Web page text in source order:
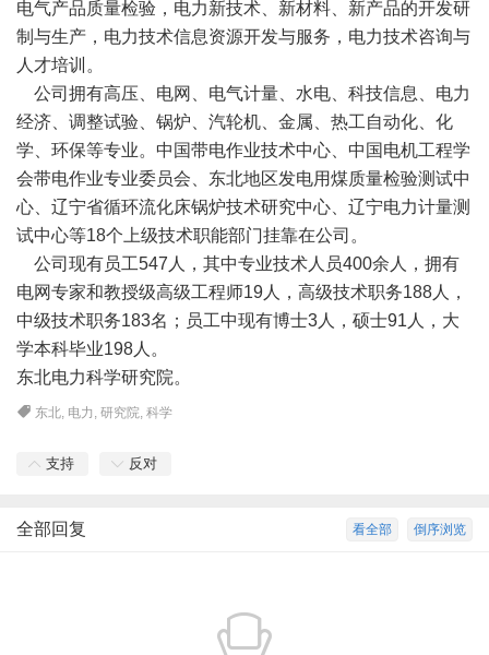
电气产品质量检验，电力新技术、新材料、新产品的开发研
制与生产，电力技术信息资源开发与服务，电力技术咨询与
人才培训。
公司拥有高压、电网、电气计量、水电、科技信息、电力
经济、调整试验、锅炉、汽轮机、金属、热工自动化、化
学、环保等专业。中国带电作业技术中心、中国电机工程学
会带电作业专业委员会、东北地区发电用煤质量检验测试中
心、辽宁省循环流化床锅炉技术研究中心、辽宁电力计量测
试中心等18个上级技术职能部门挂靠在公司。
公司现有员工547人，其中专业技术人员400余人，拥有
电网专家和教授级高级工程师19人，高级技术职务188人，
中级技术职务183名；员工中现有博士3人，硕士91人，大
学本科毕业198人。
东北电力科学研究院。
东北, 电力 ,研究院,科学
支持 反对
倒序浏览
看全部
全部回复